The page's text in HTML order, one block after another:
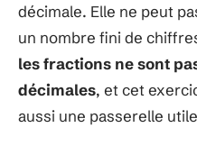
décimale. Elle ne peut
un nombre fini de
les fractions ne sont
décimales, et cet
aussi une passerelle